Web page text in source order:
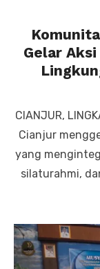
Gelar
CIANJUR,
Cianjur
yang
silaturahmi,